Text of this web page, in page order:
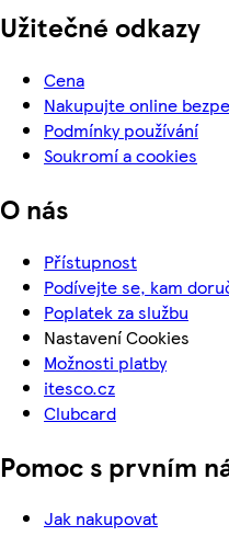
Užitečné odkazy
Cena
Nakupujte online
Podmínky používání
Soukromí a cookies
O nás
Přístupnost
Podívejte se, kam
Poplatek za službu
Nastavení Cookies
Možnosti platby
itesco.cz
Clubcard
Pomoc s prvním
Jak nakupovat